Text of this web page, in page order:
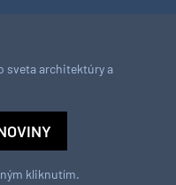
sveta architektúry a
kliknutím.